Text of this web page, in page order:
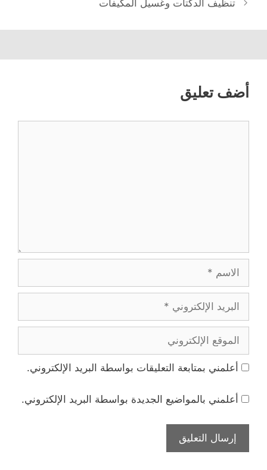
تنظيف الدكتات وغسيل المكيفات
أضف تعليق
الإلكتروني
الإلكتروني
أعلمني بمتابعة التعليقات بواسطة البريد الإلكتروني.
أعلمني بالمواضيع الجديدة بواسطة البريد الإلكتروني.